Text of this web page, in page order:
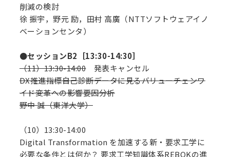
削減の検討
徐 振宇，野元 励，田村 高廣（NTTソフトウェアイノ
ベーションセンタ）
●セッションB2［13:30-14:30］
（11）13:30-14:00発表キャンセル
DX推進指標自己診断データに見るバリューチェンワ
イド変革への影響要因分析
野中 誠（東洋大学）
（10）13:30-14:00
Digital Transformation を加速する新・要求工学に
必要な条件とは何か？ 要求工学知識体系REBOKの進